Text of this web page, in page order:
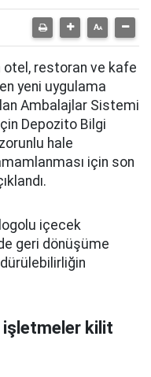
restoran ve kafe
yeni uygulama
Ambalajlar Sistemi
Depozito Bilgi
hale
için son
içecek
geri dönüşüme
işletmeler kilit